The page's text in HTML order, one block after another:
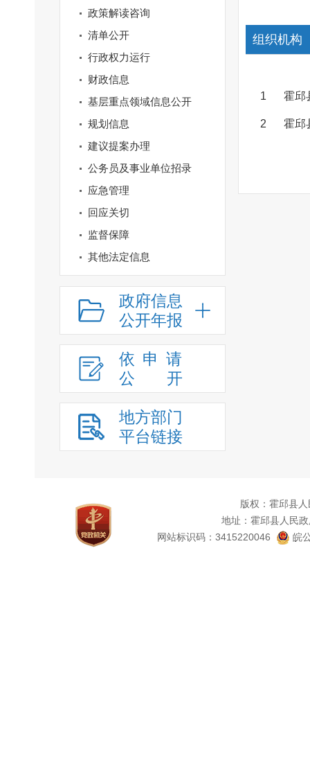
政策解读咨询
清单公开
行政权力运行
财政信息
基层重点领域信息公开
规划信息
建议提案办理
公务员及事业单位招录
应急管理
回应关切
监督保障
其他法定信息
政府信息
公开年报
依申请
公
开
地方部门
平台链接
组织机构
1 霍邱
2 霍邱
版权：霍邱县
地址：霍邱县人民
网站标识码：3415220046
皖